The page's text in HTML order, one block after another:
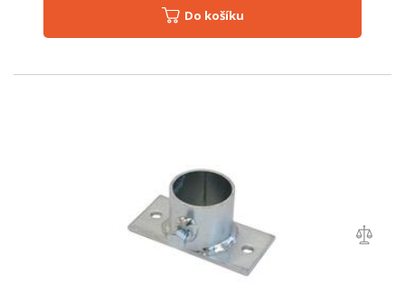
Do košíku